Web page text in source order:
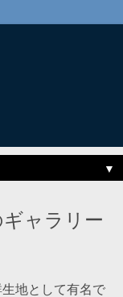
▼
ャラリー
地として有名で